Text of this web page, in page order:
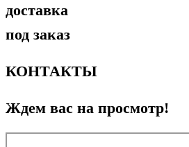
доставка
под заказ
КОНТАКТЫ
Ждем вас на просмотр!